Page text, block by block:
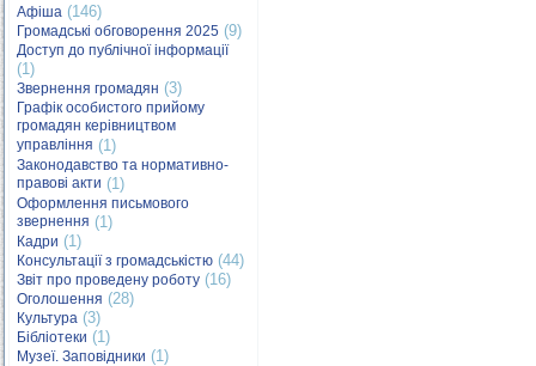
Афіша (146)
Громадські обговорення 2025 (9)
Доступ до публічної інформації
(1)
Звернення громадян (3)
Графік особистого прийому
громадян керівництвом
управління (1)
Законодавство та нормативно-
правові акти (1)
Оформлення письмового
звернення (1)
Кадри (1)
Консультації з громадськістю (44)
Звіт про проведену роботу (16)
Оголошення (28)
Культура (3)
Бібліотеки (1)
Музеї. Заповідники (1)